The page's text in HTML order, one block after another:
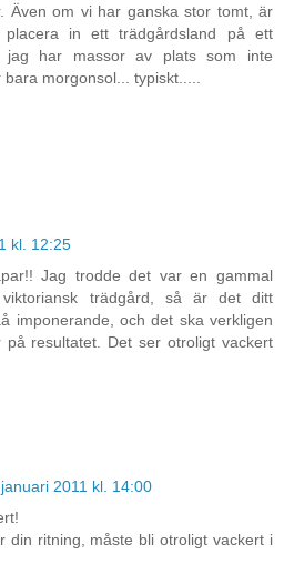
Även om vi har ganska stor tomt, är
in ett trädgårdsland på ett
jag har massor av plats som inte
morgonsol... typiskt.....
kl. 12:25
Jag trodde det var en gammal
trädgård, så är det ditt
imponerande, och det ska verkligen
resultatet. Det ser otroligt vackert
2011 kl. 14:00
din ritning, måste bli otroligt vackert i